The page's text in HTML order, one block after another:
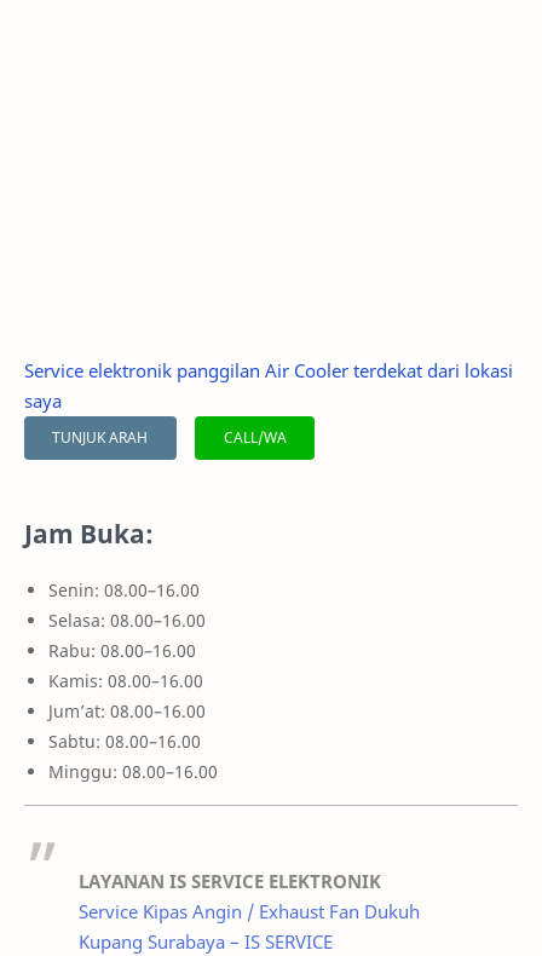
Service elektronik panggilan Air Cooler terdekat dari lokasi
saya
TUNJUK ARAH CALL/WA
Jam Buka:
Senin: 08.00–16.00
Selasa: 08.00–16.00
Rabu: 08.00–16.00
Kamis: 08.00–16.00
Jum’at: 08.00–16.00
Sabtu: 08.00–16.00
Minggu: 08.00–16.00
LAYANAN IS SERVICE ELEKTRONIK
Service Kipas Angin / Exhaust Fan Dukuh
Kupang Surabaya – IS SERVICE